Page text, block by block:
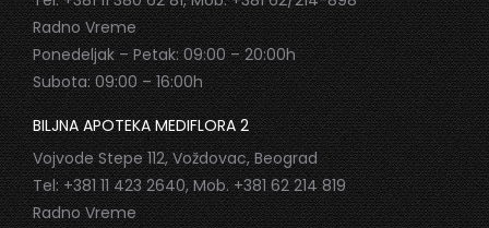
Radno Vreme
Ponedeljak – Petak: 09:00 – 20:00h
Subota: 09:00 – 16:00h
BILJNA APOTEKA MEDIFLORA 2
Vojvode Stepe 112, Voždovac, Beograd
Tel: +381 11 423 2640, Mob. +381 62 214 819
Radno Vreme